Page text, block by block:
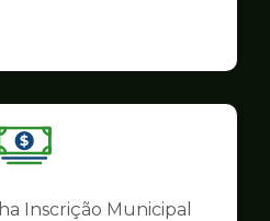
Ilustração
pagina
Inscrição Municipal